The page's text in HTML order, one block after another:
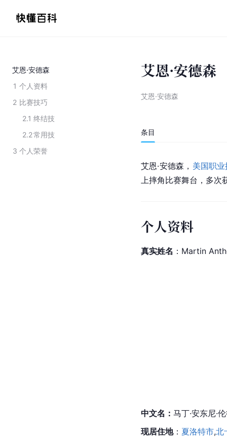
艾恩·安德森
1 个人资料
2 比赛技巧
2.1 终结技
2.2常用技
3 个人荣誉
艾恩·安德森
艾恩·安德森
条目
艾恩·安德森， 美国职
上摔角比赛舞台，多
个人资料
真实姓名 ： Martin
中文名： 马丁·安东尼·
现居住地： 夏洛特市,北